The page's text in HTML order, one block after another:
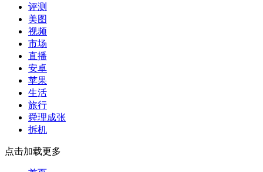
评测
美图
视频
市场
直播
安卓
苹果
生活
旅行
舜理成张
拆机
点击加载更多